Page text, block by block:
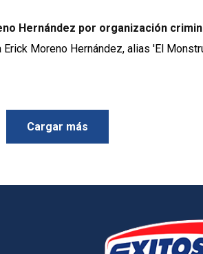
Hernández por organización
Moreno Hernández, alias 'El
Cargar más